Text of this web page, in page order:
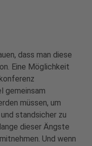
dass man diese
Eine Möglichkeit
gemeinsam
müssen, um
standsicher zu
dieser Ängste
Und wenn